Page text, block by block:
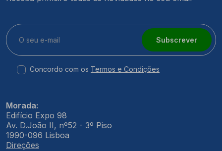
Subscrever
Concordo com os Termos e Condições
Morada:
Edifício Expo 98
Av. D.João II, nº52 - 3º Piso
1990-096 Lisboa
Direções